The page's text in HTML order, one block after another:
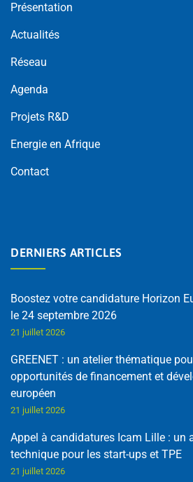
Présentation
Actualités
Réseau
Agenda
Projets R&D
Energie en Afrique
Contact
DERNIERS ARTICLES
Boostez votre candidature Horizon
le 24 septembre 2026
21 juillet 2026
GREENET : un atelier thématique
opportunités de financement et
européen
21 juillet 2026
Appel à candidatures Icam Lille : un
technique pour les start-ups et TPE
21 juillet 2026